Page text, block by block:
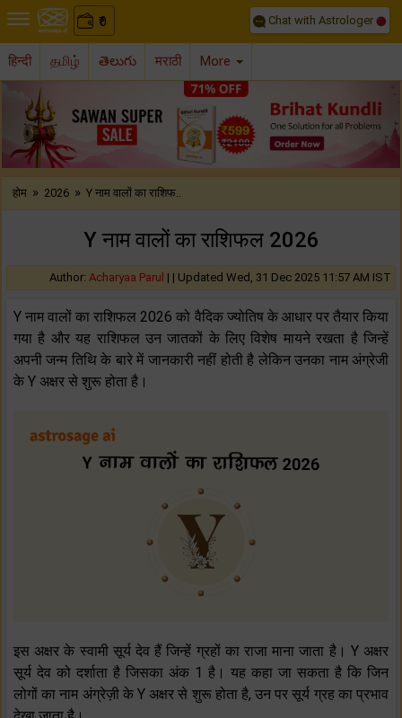
₹
0 Chat with Astrologer
हिन्दी தமிழ் తెలుగు मराठी More
Previous
होम » 2026 » Y नाम वालों का राशिफ..
Y नाम वालों का राशिफल 2026
Author: Acharyaa Parul | | Updated Wed, 31 Dec 2025 11:57 AM IST
Y नाम वालों का राशिफल 2026 को वैदिक ज्योतिष के आधार पर तैयार किया
गया है और यह राशिफल उन जातकों के लिए विशेष मायने रखता है जिन्हें
अपनी जन्म तिथि के बारे में जानकारी नहीं होती है लेकिन उनका नाम अंग्रेजी
के Y अक्षर से शुरू होता है।
इस अक्षर के स्‍वामी सूर्य देव हैं जिन्‍हें ग्रहों का राजा माना जाता है। Y अक्षर
सूर्य देव को दर्शाता है जिसका अंक 1 है। यह कहा जा सकता है कि जिन
लोगों का नाम अंग्रेज़ी के Y अक्षर से शुरू होता है, उन पर सूर्य ग्रह का प्रभाव